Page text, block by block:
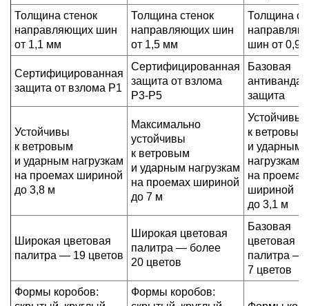
Толщина стенок
направляющих шин
от 1,1 мм
Толщина стенок
направляющих шин
от 1,5 мм
Толщина
шин от 0,9
Сертифицированная
защита от взлома Р1
Сертифицированная
защита от взлома
Р3-Р5
Базовая
защита
Устойчивы
к ветровым
и ударным нагрузкам
на проемах шириной
до 3,8 м
Максимально
устойчивы
к ветровым
и ударным нагрузкам
на проемах шириной
до 7 м
Устойчивы
к ветровым
и ударным
нагрузкам
на проемах
шириной
до 3,1 м
Широкая цветовая
палитра — 19 цветов
Широкая цветовая
палитра — более
20 цветов
Базовая
цветовая
палитра —
7 цветов
Формы коробов:
Формы коробов: